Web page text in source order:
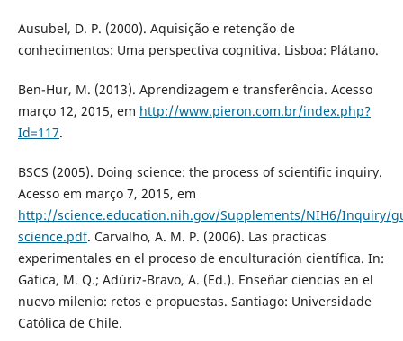
Ausubel, D. P. (2000). Aquisição e retenção de
conhecimentos: Uma perspectiva cognitiva. Lisboa: Plátano.
Ben-Hur, M. (2013). Aprendizagem e transferência. Acesso
março 12, 2015, em http://www.pieron.com.br/index.php?
Id=117.
BSCS (2005). Doing science: the process of scientific inquiry.
Acesso em março 7, 2015, em
http://science.education.nih.gov/Supplements/NIH6/Inquiry/
science.pdf. Carvalho, A. M. P. (2006). Las practicas
experimentales en el proceso de enculturación científica. In:
Gatica, M. Q.; Adúriz-Bravo, A. (Ed.). Enseñar ciencias en el
nuevo milenio: retos e propuestas. Santiago: Universidade
Católica de Chile.